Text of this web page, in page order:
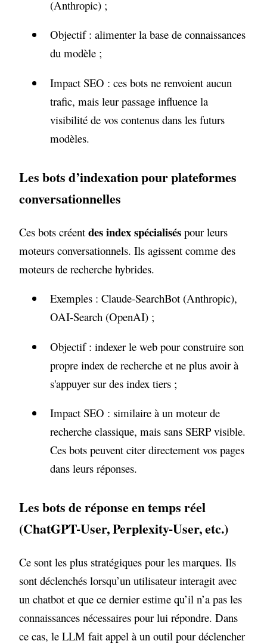
(Anthropic) ;
Objectif : alimenter la base de connaissances
du modèle ;
Impact SEO : ces bots ne renvoient aucun
trafic, mais leur passage influence la
visibilité de vos contenus dans les futurs
modèles.
Les bots d’indexation pour plateformes
conversationnelles
Ces bots créentdes index spécialisés pour leurs
moteurs conversationnels. Ils agissent comme des
moteurs de recherche hybrides.
Exemples : Claude-SearchBot (Anthropic),
OAI-Search (OpenAI) ;
Objectif : indexer le web pour construire son
propre index de recherche et ne plus avoir à
s'appuyer sur des index tiers ;
Impact SEO : similaire à un moteur de
recherche classique, mais sans SERP visible.
Ces bots peuvent citer directement vos pages
dans leurs réponses.
Les bots de réponse en temps réel
(ChatGPT-User, Perplexity-User, etc.)
Ce sont les plus stratégiques pour les marques. Ils
sont déclenchés lorsqu’un utilisateur interagit avec
un chatbot et que ce dernier estime qu’il n’a pas les
connaissances nécessaires pour lui répondre. Dans
ce cas, le LLM fait appel à un outil pour déclencher